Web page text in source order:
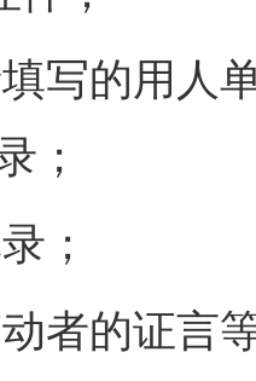
的用人单
；
；
的证言